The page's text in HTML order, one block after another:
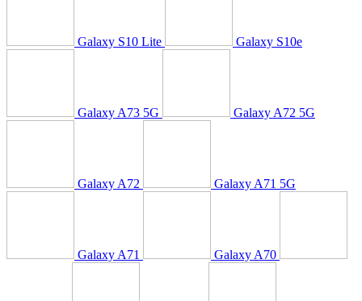
Galaxy S10 Lite Galaxy S10e
Galaxy A73 5G Galaxy A72 5G
Galaxy A72 Galaxy A71 5G
Galaxy A71 Galaxy A70